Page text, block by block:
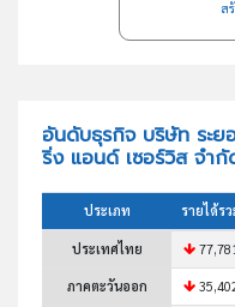
ส
อันดับธุรกิจ บริษัท ระย
ริ่ง แอนด์ เซอร์วิส จำกั
ประเภท รายได้ร
ประเทศไทย 77,781
ภาคตะวันออก